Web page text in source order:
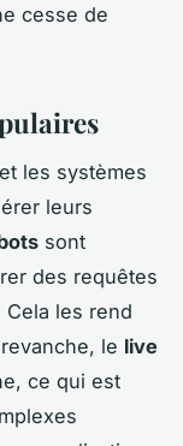
cesse de
et les systèmes
leurs
sont
des requêtes
les rend
le live
ce qui est